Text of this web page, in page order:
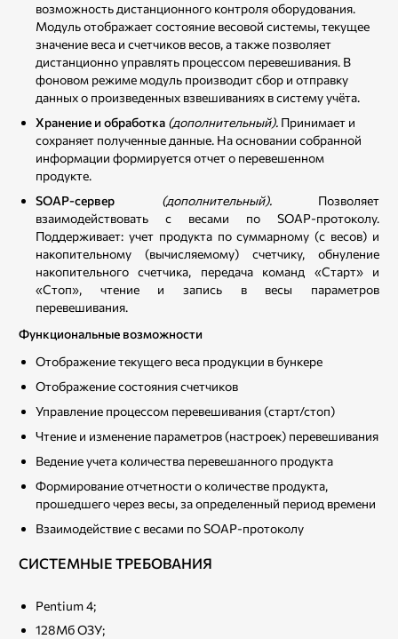
возможность дистанционного контроля оборудования.
Модуль отображает состояние весовой системы, текущее
значение веса и счетчиков весов, а также позволяет
дистанционно управлять процессом перевешивания. В
фоновом режиме модуль производит сбор и отправку
данных о произведенных взвешиваниях в систему учёта.
Хранение и обработка (дополнительный). Принимает и
сохраняет полученные данные. На основании собранной
информации формируется отчет о перевешенном
продукте.
SOAP-сервер (дополнительный).Позволяет
взаимодействовать с весами по SOAP-протоколу.
Поддерживает: учет продукта по суммарному (с весов) и
накопительному (вычисляемому) счетчику, обнуление
накопительного счетчика, передача команд «Старт» и
«Стоп», чтение и запись в весы параметров
перевешивания.
Функциональные возможности
Отображение текущего веса продукции в бункере
Отображение состояния счетчиков
Управление процессом перевешивания (старт/стоп)
Чтение и изменение параметров (настроек) перевешивания
Ведение учета количества перевешанного продукта
Формирование отчетности о количестве продукта,
прошедшего через весы, за определенный период времени
Взаимодействие с весами по SOAP-протоколу
СИСТЕМНЫЕ ТРЕБОВАНИЯ
Pentium 4;
128Мб ОЗУ;